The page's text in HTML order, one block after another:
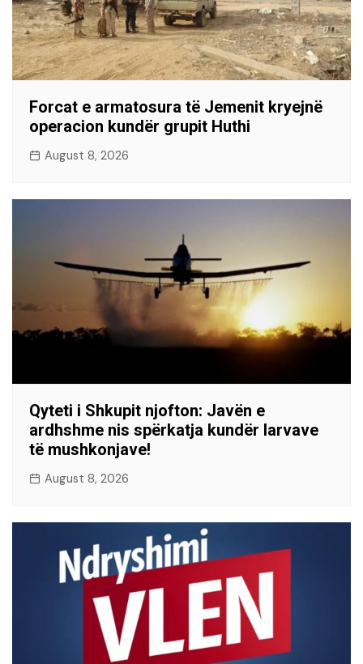
Forcat e armatosura të Jemenit kryejnë
operacion kundër grupit Huthi
August 8, 2026
Qyteti i Shkupit njofton: Javën e
ardhshme nis spërkatja kundër larvave
të mushkonjave!
August 8, 2026